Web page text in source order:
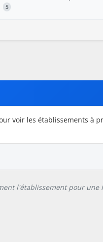
5
voir les établissements à
l'établissement pour